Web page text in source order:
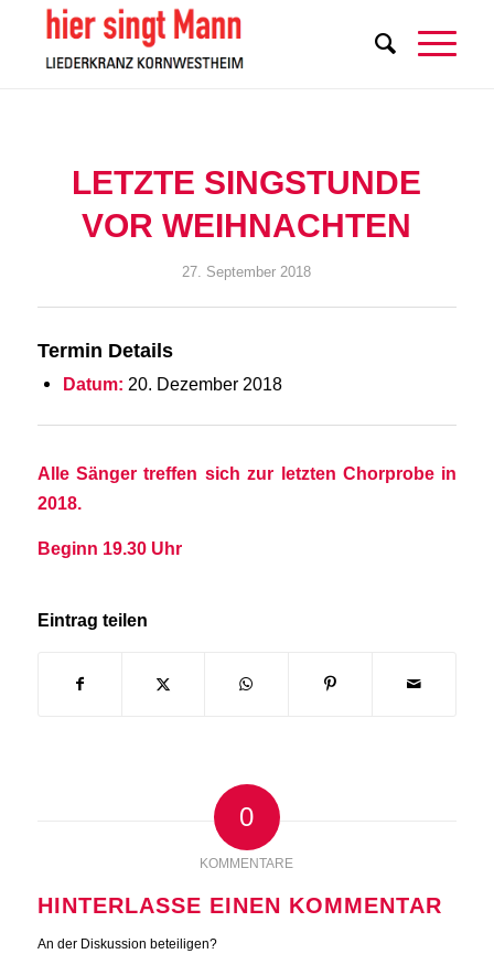
LETZTE SINGSTUNDE
VOR WEIHNACHTEN
27. September 2018
Termin Details
Datum: 20. Dezember 2018
Alle Sänger treffen sich zur letzten Chorprobe in
2018.
Beginn 19.30 Uhr
Eintrag teilen
0
KOMMENTARE
HINTERLASSE EINEN KOMMENTAR
An der Diskussion beteiligen?